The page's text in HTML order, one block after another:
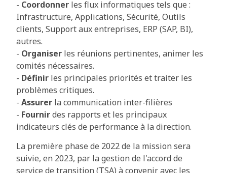
- Coordonner les flux informatiques tels que :
Infrastructure, Applications, Sécurité, Outils
clients, Support aux entreprises, ERP (SAP, BI),
autres.
- Organiser les réunions pertinentes, animer les
comités nécessaires.
- Définir les principales priorités et traiter les
problèmes critiques.
- Assurer la communication inter-filières
- Fournirdes rapports et les principaux
indicateurs clés de performance à la direction.
La première phase de 2022 de la mission sera
suivie, en 2023, par la gestion de l'accord de
service de transition (TSA) à convenir avec les